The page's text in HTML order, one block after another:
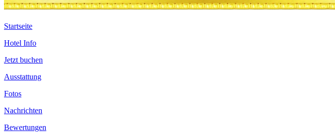
Startseite
Hotel Info
Jetzt buchen
Ausstattung
Fotos
Nachrichten
Bewertungen